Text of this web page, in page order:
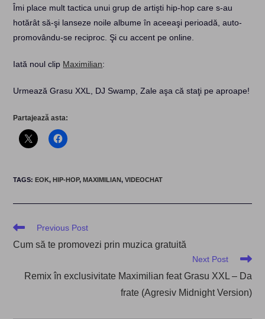
Îmi place mult tactica unui grup de artişti hip-hop care s-au
hotărât să-şi lanseze noile albume în aceeaşi perioadă, auto-
promovându-se reciproc. Şi cu accent pe online.
Iată noul clip Maximilian:
Urmează Grasu XXL, DJ Swamp, Zale aşa că staţi pe aproape!
Partajează asta:
TAGS:EOK, HIP-HOP, MAXIMILIAN, VIDEOCHAT
Read
articles
Previous Post
Cum să te promovezi prin muzica gratuită
Next Post
Remix în exclusivitate Maximilian feat Grasu XXL – Da
frate (Agresiv Midnight Version)